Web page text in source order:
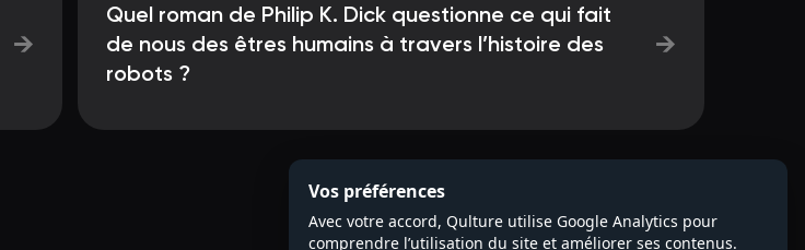
→
Quel roman de Philip K. Dick questionne ce qui fait
de nous des êtres humains à travers l’histoire des
robots ?
→
Vos préférences
Avec votre accord, Qulture utilise Google Analytics pour
comprendre l’utilisation du site et améliorer ses contenus.